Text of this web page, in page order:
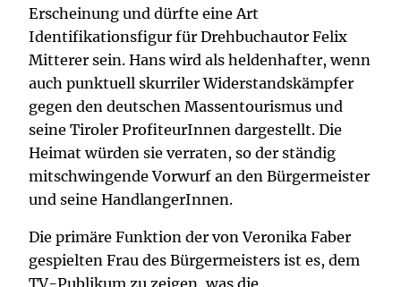
Erscheinung und dürfte eine Art
Identifikationsfigur für Drehbuchautor Felix
Mitterer sein. Hans wird als heldenhafter, wenn
auch punktuell skurriler Widerstandskämpfer
gegen den deutschen Massentourismus und
seine Tiroler ProfiteurInnen dargestellt. Die
Heimat würden sie verraten, so der ständig
mitschwingende Vorwurf an den Bürgermeister
und seine HandlangerInnen.
Die primäre Funktion der von Veronika Faber
gespielten Frau des Bürgermeisters ist es, dem